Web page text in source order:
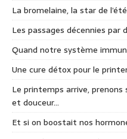
La bromelaine, la star de l’été
Les passages décennies par
Quand notre système
Une cure détox pour le
Le printemps arrive,
et douceur…
Et si on boostait nos